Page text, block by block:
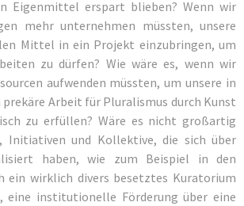
Eigenmittel erspart blieben? Wenn wir
mehr unternehmen müssten, unsere
Mittel in ein Projekt einzubringen, um
zu dürfen? Wie wäre es, wenn wir
aufwenden müssten, um unsere in
Arbeit für Pluralismus durch Kunst
zu erfüllen? Wäre es nicht großartig
Initiativen und Kollektive, die sich über
haben, wie zum Beispiel in den
ein wirklich divers besetztes Kuratorium
eine institutionelle Förderung über eine